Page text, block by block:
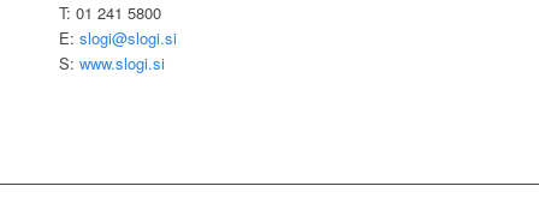
T: 01 241 5800
E: slogi@slogi.si
S: www.slogi.si